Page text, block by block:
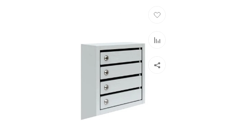
Добавить
Добавить